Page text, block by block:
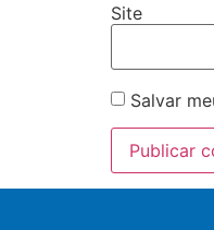
Site
Salvar